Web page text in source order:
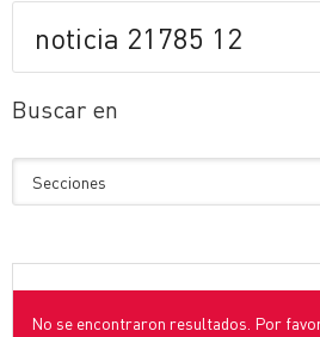
Buscar en
No se encontraron resultados. Por